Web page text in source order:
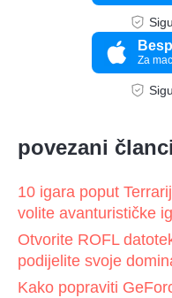
Za
povezani članci
10 igara poput
volite avanturističke
Otvorite ROFL
podijelite svoje
Kako popraviti